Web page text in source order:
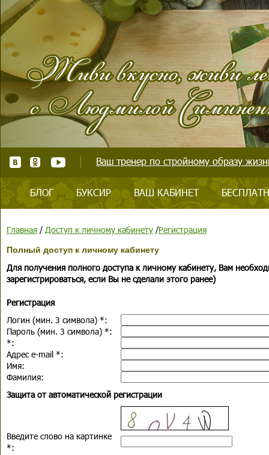
Ваш тренер по стройному образу
БЛОГ БУКСИР ВАШ КАБИНЕТ
Главная / Доступ к личному кабинету /Регистрация
Полный доступ к личному кабинету
Для получения полного доступа к личному кабинету, Вам
зарегистрироваться, если Вы не сделали этого ранее)
Регистрация
Логин (мин. 3 символа) *:
Пароль (мин. 3 символа) *:
*:
Адрес e-mail *:
Имя:
Фамилия:
Защита от автоматической регистрации
Введите слово на картинке
*: